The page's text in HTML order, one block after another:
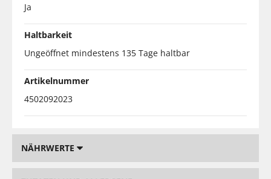
Ja
Haltbarkeit
Ungeöffnet mindestens 135 Tage haltbar
Artikelnummer
4502092023
NÄHRWERTE